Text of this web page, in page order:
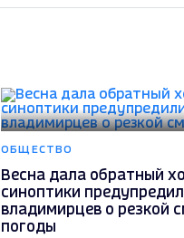
ОБЩЕСТВО
Весна дала обратный
синоптики
владимирцев о резкой
погоды